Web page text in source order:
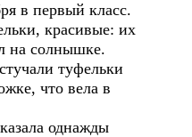
в первый класс.
красивые: их
на солнышке.
туфельки
что вела в
однажды